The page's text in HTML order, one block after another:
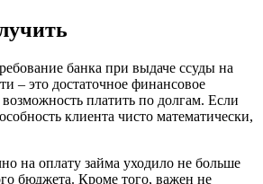
банка при выдаче ссуды на
– это достаточное финансовое
платить по долгам. Если
клиента чисто математически,
на оплату займа уходило не больше
бюджета. Кроме того, важен не